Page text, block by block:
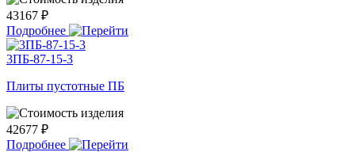
43167 ₽
Подробнее
3ПБ-87-15-3
Плиты пустотные ПБ
42677 ₽
Подробнее